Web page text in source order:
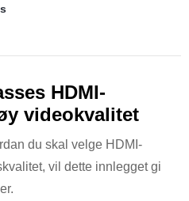
HDMI-
videokvalitet
du skal velge HDMI-
vil dette innlegget gi